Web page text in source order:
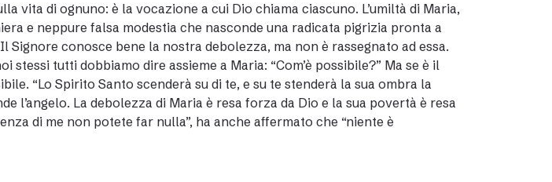
vita di ognuno: è la vocazione a cui Dio chiama ciascuno. L’umiltà di Maria,
e neppure falsa modestia che nasconde una radicata pigrizia pronta a
Signore conosce bene la nostra debolezza, ma non è rassegnato ad essa.
stessi tutti dobbiamo dire assieme a Maria: “Com’è possibile?” Ma se è il
“Lo Spirito Santo scenderà su di te, e su te stenderà la sua ombra la
l’angelo. La debolezza di Maria è resa forza da Dio e la sua povertà è resa
di me non potete far nulla”, ha anche affermato che “niente è